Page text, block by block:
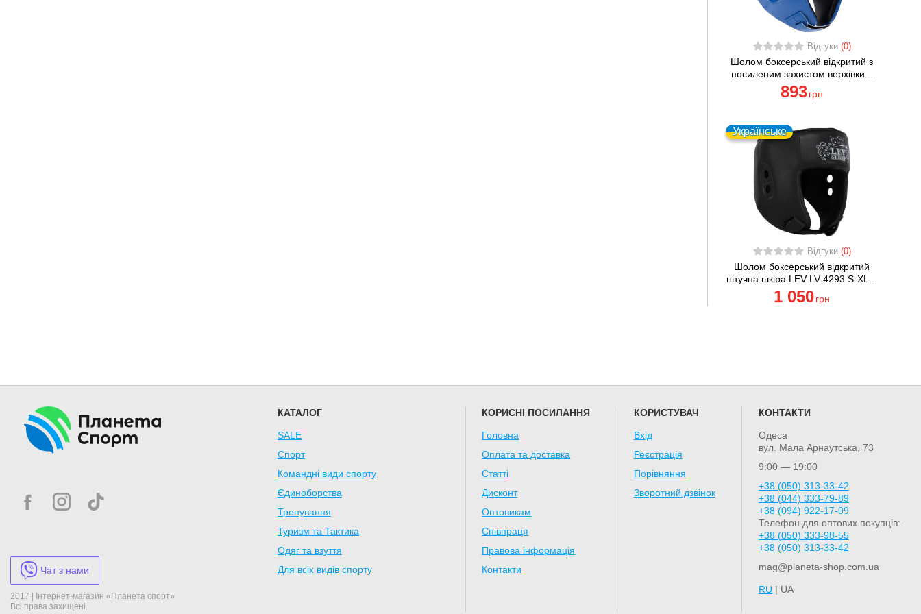
Відгуки (0)
Шолом боксерський відкритий з
посиленим захистом верхівки...
893 грн
Українське
Відгуки (0)
Шолом боксерський відкритий
штучна шкіра LEV LV-4293 S-XL...
1 050 грн
Чат з нами
2017 | Інтернет-магазин «Планета спорт»
Всі права захищені.
КАТАЛОГ
SALE
Спорт
Командні види спорту
Єдиноборства
Тренування
Туризм та Тактика
Одяг та взуття
Для всіх видів спорту
КОРИСНІ ПОСИЛАННЯ
Головна
Оплата та доставка
Статті
Дисконт
Оптовикам
Співпраця
Правова інформація
Контакти
КОРИСТУВАЧ
Вхід
Реєстрація
Порівняння
Зворотний дзвінок
КОНТАКТИ
Одеса
вул. Мала Арнаутська, 73
9:00 — 19:00
+38 (050) 313-33-42
+38 (044) 333-79-89
+38 (094) 922-17-09
Телефон для оптових покупців:
+38 (050) 333-98-55
+38 (050) 313-33-42
mag@planeta-shop.com.ua
RU | UA